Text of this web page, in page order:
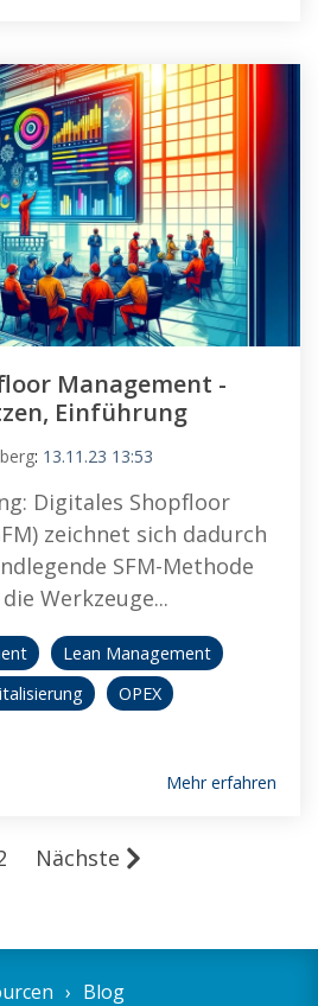
Management -
Einführung
: 13.11.23 13:53
Digitales Shopfloor
zeichnet sich dadurch
SFM-Methode
Werkzeuge...
Lean Management
OPEX
Mehr erfahren
Nächste
Blog